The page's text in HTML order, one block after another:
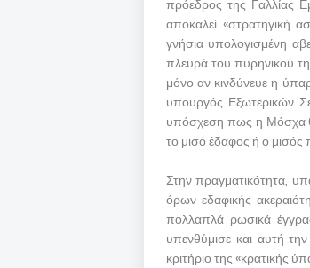
πρόεδρος της Γαλλίας
αποκαλεί «στρατηγική
γνήσια υπολογισμένη
πλευρά του πυρηνικού
μόνο αν κινδύνευε η
υπουργός Εξωτερικών
υπόσχεση πως η Μόσχα
το μισό έδαφος ή ο μισός
Στην πραγματικότητα,
όρων εδαφικής
πολλαπλά ρωσικά
υπενθύμισε και αυτή
κριτήριο της «κρατικής